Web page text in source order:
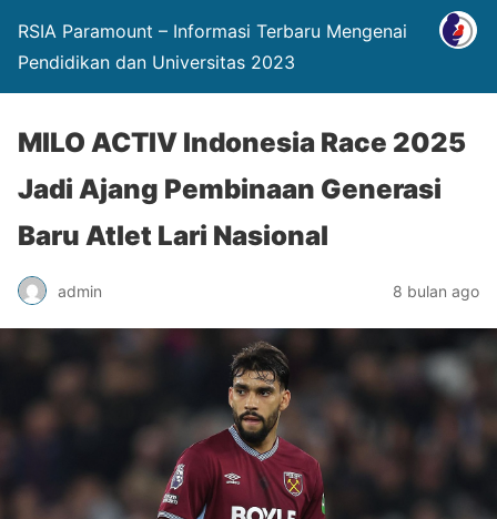
RSIA Paramount – Informasi Terbaru Mengenai
Pendidikan dan Universitas 2023
MILO ACTIV Indonesia Race 2025
Jadi Ajang Pembinaan Generasi
Baru Atlet Lari Nasional
admin 8 bulan ago